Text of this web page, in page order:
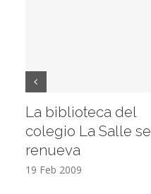
La biblioteca del
colegio La Salle se
renueva
19 Feb 2009